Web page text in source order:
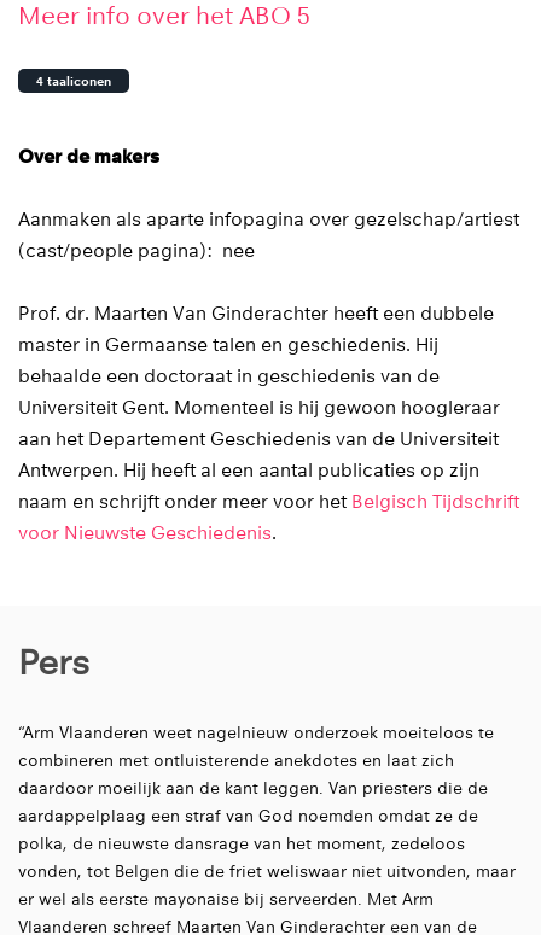
Meer info over het ABO 5
4 taaliconen
Over de makers
Aanmaken als aparte infopagina over gezelschap/artiest
(cast/people pagina): nee
Prof. dr. Maarten Van Ginderachter heeft een dubbele
master in Germaanse talen en geschiedenis. Hij
behaalde een doctoraat in geschiedenis van de
Universiteit Gent. Momenteel is hij gewoon hoogleraar
aan het Departement Geschiedenis van de Universiteit
Antwerpen. Hij heeft al een aantal publicaties op zijn
naam en schrijft onder meer voor het Belgisch Tijdschrift
voor Nieuwste Geschiedenis.
Pers
“Arm Vlaanderen weet nagelnieuw onderzoek moeiteloos te
combineren met ontluisterende anekdotes en laat zich
daardoor moeilijk aan de kant leggen. Van priesters die de
aardappelplaag een straf van God noemden omdat ze de
polka, de nieuwste dansrage van het moment, zedeloos
vonden, tot Belgen die de friet weliswaar niet uitvonden, maar
er wel als eerste mayonaise bij serveerden. Met Arm
Vlaanderen schreef Maarten Van Ginderachter een van de